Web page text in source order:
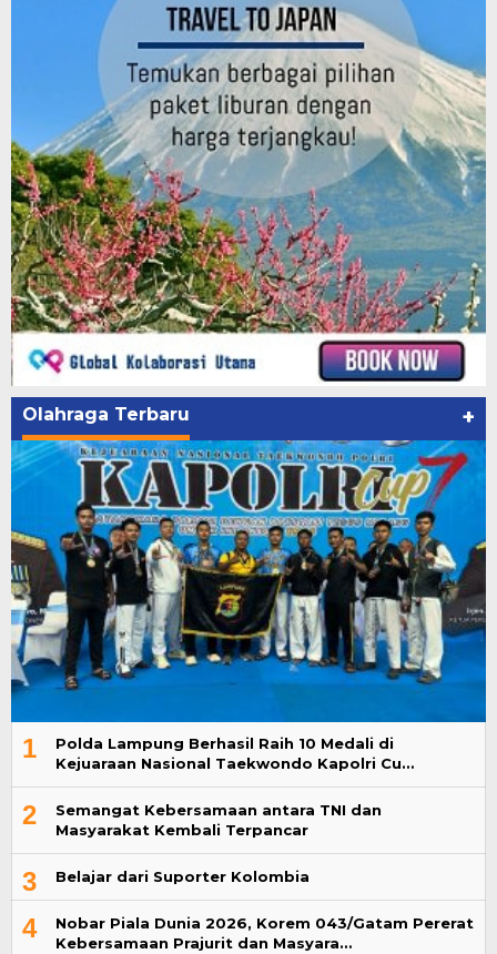
Olahraga Terbaru +
1
Polda Lampung Berhasil Raih 10 Medali di
Kejuaraan Nasional Taekwondo Kapolri Cu…
2
Semangat Kebersamaan antara TNI dan
Masyarakat Kembali Terpancar
3 Belajar dari Suporter Kolombia
4
Nobar Piala Dunia 2026, Korem 043/Gatam Pererat
Kebersamaan Prajurit dan Masyara…